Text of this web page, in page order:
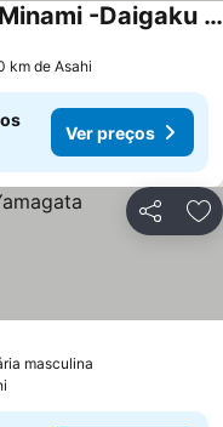
Hotel Route-Inn Yamagata Minami -Daigaku Byoin Mae-
km de Asahi
Ver preços
Partilhar
masculina